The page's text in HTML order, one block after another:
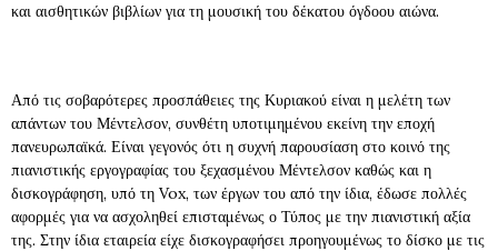
και αισθητικών βιβλίων για τη μουσική του δέκατου όγδοου αιώνα.
Από τις σοβαρότερες προσπάθειες της Κυριακού είναι η μελέτη των
απάντων του Μέντελσον, συνθέτη υποτιμημένου εκείνη την εποχή
πανευρωπαϊκά. Είναι γεγονός ότι η συχνή παρουσίαση στο κοινό της
πιανιστικής εργογραφίας του ξεχασμένου Μέντελσον καθώς και η
δισκογράφηση, υπό τη Vox, των έργων του από την ίδια, έδωσε πολλές
αφορμές για να ασχοληθεί επισταμένως ο Τύπος με την πιανιστική αξία
της. Στην ίδια εταιρεία είχε δισκογραφήσει προηγουμένως το δίσκο με τις